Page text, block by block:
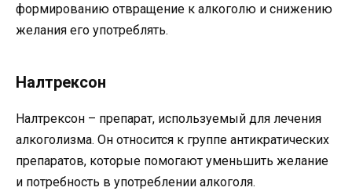
формированию отвращение к алкоголю и снижению
желания его употреблять.
Налтрексон
Налтрексон – препарат, используемый для лечения
алкоголизма. Он относится к группе антикратических
препаратов, которые помогают уменьшить желание
и потребность в употреблении алкоголя.